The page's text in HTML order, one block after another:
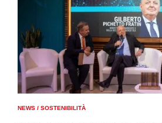
NEWS / SOSTENIBILITÀ